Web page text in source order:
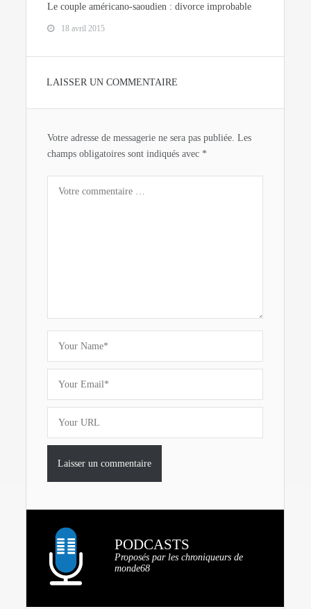
Le couple américano-saoudien : divorce improbable
18 avril 2015
LAISSER UN COMMENTAIRE
Votre adresse de messagerie ne sera pas publiée. Les
champs obligatoires sont indiqués avec *
PODCASTS
Proposés par les chroniqueurs de
monde68